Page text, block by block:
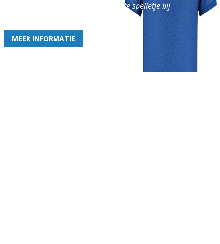
en geniet iedere week van het leukste spelletje bij
MEER INFORMATIE